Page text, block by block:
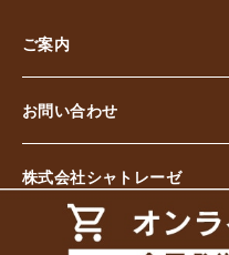
ご案内
お問い合わせ
株式会社シャトレーゼ
© Chateraise